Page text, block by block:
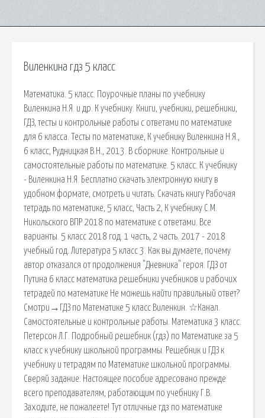
Виленкина гдз 5 класс
Математика. 5 класс. Поурочные планы по учебнику
Виленкина Н.Я. и др. К учебнику. Книги, учебники, решебники,
ГДЗ, тесты и контрольные работы с ответами по математике
для 6 класса. Тесты по математике, К учебнику Виленкина Н.Я.,
6 класс, Рудницкая В.Н., 2013. В сборнике. Контрольные и
самостоятельные работы по математике. 5 класс. К учебнику
- Виленкина Н.Я. Бесплатно скачать электронную книгу в
удобном формате, смотреть и читать: Скачать книгу Рабочая
тетрадь по математике, 5 класс, Часть 2, К учебнику С.М.
Никольского ВПР 2018 по математике с ответами. Все
варианты. 5 класс 2018 год. 1 часть, 2 часть. 2017 - 2018
учебный год. Литература 5 класс 3. Как вы думаете, почему
автор отказался от продолжения "Дневника" героя. ГДЗ от
Путина 6 класс математика решебники учебников и рабочих
тетрадей по математике Не можешь найти правильный ответ?
Смотри→ГДЗ по Математике 5 класс Виленкин. ☆Канал.
Самостоятельные и контрольные работы. Математика 3 класс.
Петерсон Л.Г. Подробный решебник (гдз) по Математике за 5
класс к учебнику школьной программы. Решебник и ГДЗ к
учебнику и тетрадям по Математике школьной программы.
Сверяй задание. Настоящее пособие адресовано прежде
всего преподавателям, работающим по учебнику Г.В.
Заходите, не пожалеете! Тут отличные гдз по математике